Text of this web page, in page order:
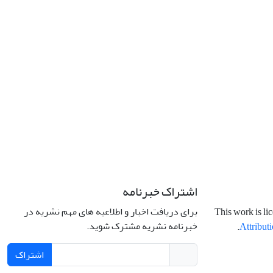
This work is
.
اشتراک خبرنامه
برای دریافت اخبار و اطلاعیه های مهم نشریه در
خبرنامه نشریه مشترک شوید.
اشتراک